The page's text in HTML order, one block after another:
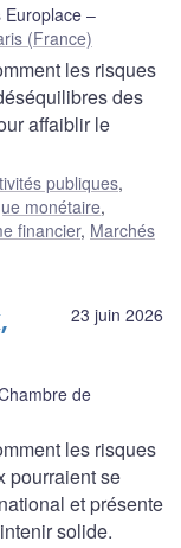
Europlace –
(France)
les risques
des
affaiblir le
publiques,
monétaire,
financier, Marchés
23 juin 2026
de
les risques
pourraient se
et présente
solide.